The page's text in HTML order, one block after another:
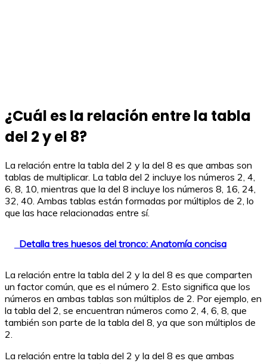
¿Cuál es la relación entre la tabla
del 2 y el 8?
La relación entre la tabla del 2 y la del 8 es que ambas son
tablas de multiplicar. La tabla del 2 incluye los números 2, 4,
6, 8, 10, mientras que la del 8 incluye los números 8, 16, 24,
32, 40. Ambas tablas están formadas por múltiplos de 2, lo
que las hace relacionadas entre sí.
Detalla tres huesos del tronco: Anatomía concisa
La relación entre la tabla del 2 y la del 8 es que comparten
un factor común, que es el número 2. Esto significa que los
números en ambas tablas son múltiplos de 2. Por ejemplo, en
la tabla del 2, se encuentran números como 2, 4, 6, 8, que
también son parte de la tabla del 8, ya que son múltiplos de
2.
La relación entre la tabla del 2 y la del 8 es que ambas